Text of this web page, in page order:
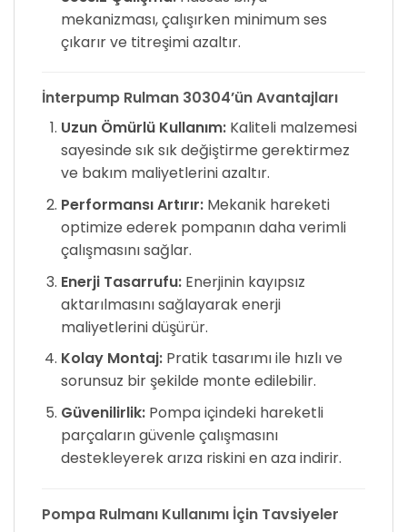
mekanizması, çalışırken minimum ses
çıkarır ve titreşimi azaltır.
İnterpump Rulman 30304’ün Avantajları
Uzun Ömürlü Kullanım:Kaliteli malzemesi
sayesinde sık sık değiştirme gerektirmez
ve bakım maliyetlerini azaltır.
Performansı Artırır:Mekanik hareketi
optimize ederek pompanın daha verimli
çalışmasını sağlar.
Enerji Tasarrufu:Enerjinin kayıpsız
aktarılmasını sağlayarak enerji
maliyetlerini düşürür.
Kolay Montaj:Pratik tasarımı ile hızlı ve
sorunsuz bir şekilde monte edilebilir.
Güvenilirlik:Pompa içindeki hareketli
parçaların güvenle çalışmasını
destekleyerek arıza riskini en aza indirir.
Pompa Rulmanı Kullanımı İçin Tavsiyeler